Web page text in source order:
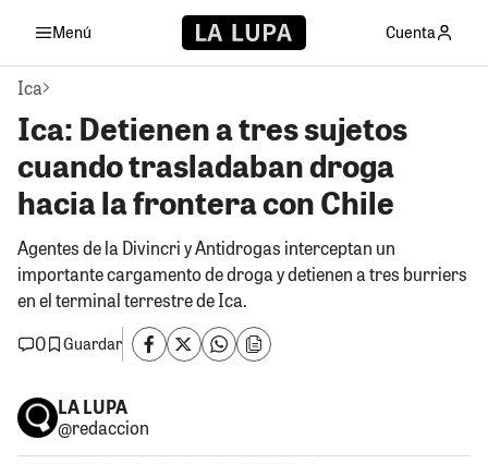
Menú Cuenta
Ica
Ica: Detienen a tres sujetos
cuando trasladaban droga
hacia la frontera con Chile
Agentes de la Divincri y Antidrogas interceptan un
importante cargamento de droga y detienen a tres burriers
en el terminal terrestre de Ica.
0
Guardar
LA LUPA
@redaccion